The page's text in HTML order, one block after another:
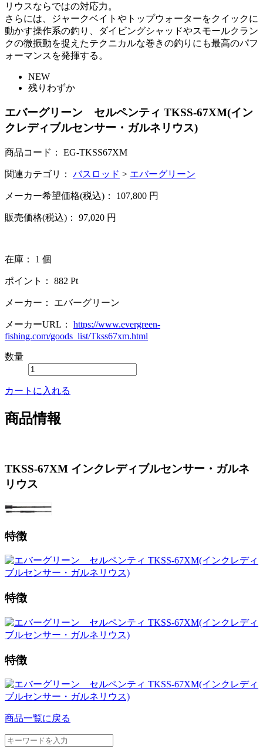
リウスならではの対応力。
さらには、ジャークベイトやトップウォーターをクイックに
動かす操作系の釣り、ダイビングシャッドやスモールクラン
クの微振動を捉えたテクニカルな巻きの釣りにも最高のパフ
ォーマンスを発揮する。
NEW
残りわずか
エバーグリーン セルペンティ TKSS-67XM(イン
クレディブルセンサー・ガルネリウス)
商品コード： EG-TKSS67XM
関連カテゴリ： バスロッド > エバーグリーン
メーカー希望価格(税込)： 107,800 円
販売価格(税込)： 97,020 円
在庫： 1 個
ポイント： 882 Pt
メーカー： エバーグリーン
メーカーURL：
https://www.evergreen-
fishing.com/goods_list/Tkss67xm.html
数量
カートに入れる
商品情報
TKSS-67XM インクレディブルセンサー・ガルネ
リウス
特徴
特徴
特徴
商品一覧に戻る